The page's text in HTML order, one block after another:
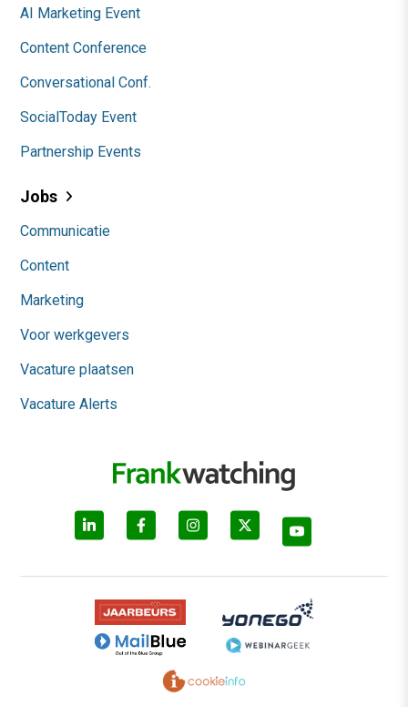
AI Marketing Event
Content Conference
Conversational Conf.
SocialToday Event
Partnership Events
Jobs
Communicatie
Content
Marketing
Voor werkgevers
Vacature plaatsen
Vacature Alerts